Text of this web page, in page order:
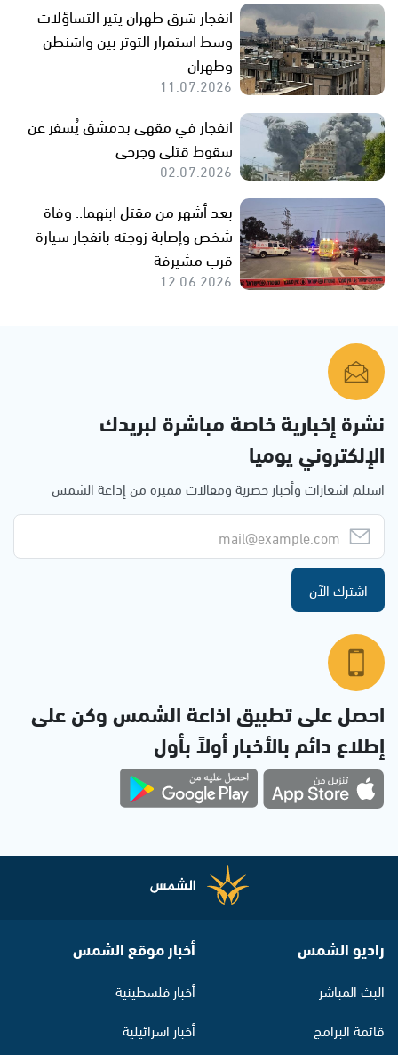
انفجار شرق طهران يثير التساؤلات
وسط استمرار التوتر بين واشنطن
وطهران
11.07.2026
انفجار في مقهى بدمشق يُسفر عن
سقوط قتلى وجرحى
02.07.2026
بعد أشهر من مقتل ابنهما.. وفاة
شخص وإصابة زوجته بانفجار سيارة
قرب مشيرفة
12.06.2026
نشرة إخبارية خاصة مباشرة لبريدك
الإلكتروني يوميا
استلم اشعارات وأخبار حصرية ومقالات مميزة من إذاعة الشمس
اشترك الآن
احصل على تطبيق اذاعة الشمس وكن على
إطلاع دائم بالأخبار أولاً بأول
راديو الشمس
البث المباشر
قائمة البرامج
أخبار موقع الشمس
أخبار فلسطينية
أخبار اسرائيلية